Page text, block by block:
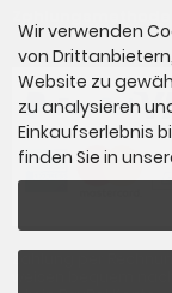
Zahlung per
weisen bequem
Wir verwenden
von
Website zu
zu analysieren
Einkaufserlebnis
finden Sie in